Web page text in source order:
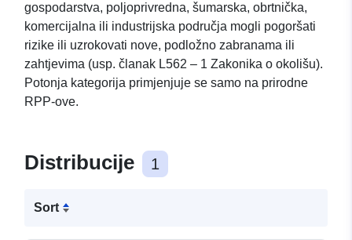
gospodarstva, poljoprivredna, šumarska, obrtnička,
komercijalna ili industrijska područja mogli pogoršati
rizike ili uzrokovati nove, podložno zabranama ili
zahtjevima (usp. članak L562 – 1 Zakonika o okolišu).
Potonja kategorija primjenjuje se samo na prirodne
RPP-ove.
Distribucije 1
Sort